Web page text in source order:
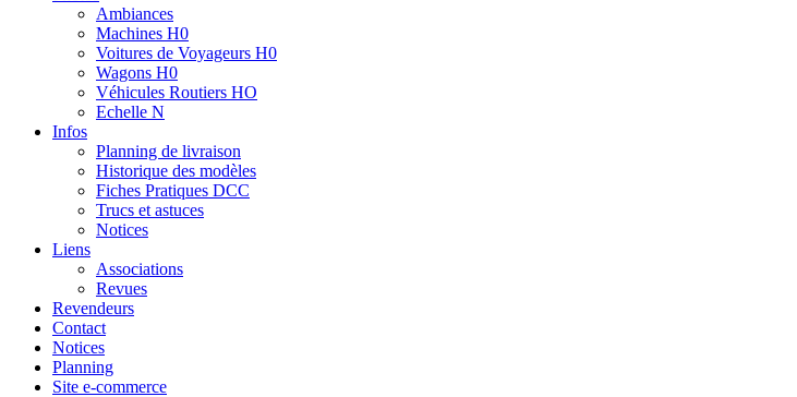
Ambiances
Machines H0
Voitures de Voyageurs H0
Wagons H0
Véhicules Routiers HO
Echelle N
Infos
Planning de livraison
Historique des modèles
Fiches Pratiques DCC
Trucs et astuces
Notices
Liens
Associations
Revues
Revendeurs
Contact
Notices
Planning
Site e-commerce